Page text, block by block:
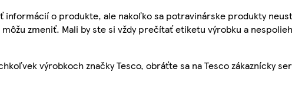
informácií o produkte, ale nakoľko sa potravinárske produkty
zmeniť. Mali by ste si vždy prečítať etiketu výrobku a
výrobkoch značky Tesco, obráťte sa na Tesco zákaznícky